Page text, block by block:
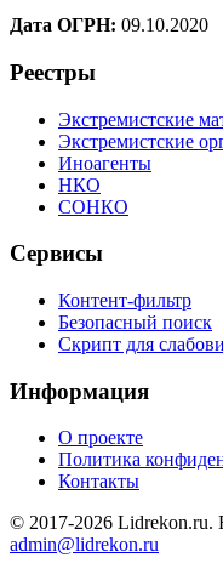
Дата ОГРН: 09.10.2020
Реестры
Экстремистские
Экстремистские
Иноагенты
НКО
СОНКО
Сервисы
Контент-фильтр
Безопасный поиск
Скрипт для
Информация
О проекте
Политика
Контакты
© 2017-2026 Lidrekon.ru.
admin@lidrekon.ru